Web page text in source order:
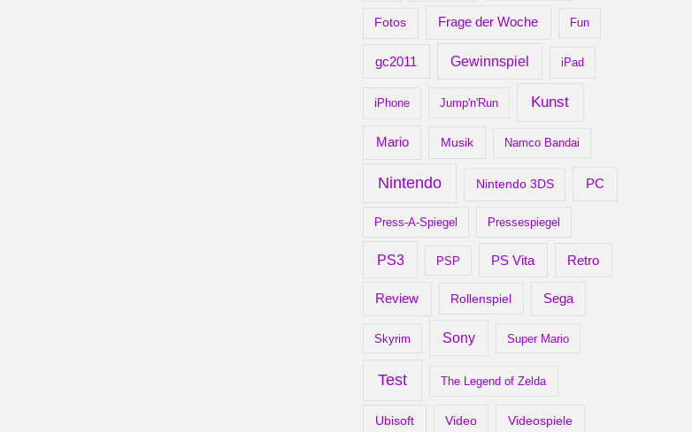
Fotos Frage der Woche Fun
gc2011 Gewinnspiel iPad
iPhone Jump'n'Run Kunst
Mario Musik Namco Bandai
Nintendo Nintendo 3DS PC
Press-A-Spiegel Pressespiegel
PS3 PSP PS Vita Retro
Review Rollenspiel Sega
Skyrim Sony Super Mario
Test The Legend of Zelda
Ubisoft Video Videospiele